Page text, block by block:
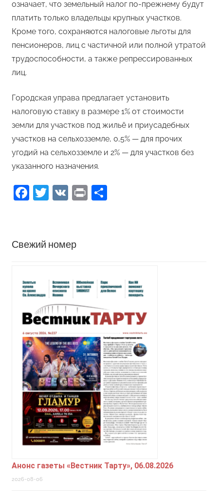
означает, что земельный налог по-прежнему будут
платить только владельцы крупных участков.
Кроме того, сохраняются налоговые льготы для
пенсионеров, лиц с частичной или полной утратой
трудоспособности, а также репрессированных
лиц.
Городская управа предлагает установить
налоговую ставку в размере 1% от стоимости
земли для участков под жильё и приусадебных
участков на сельхозземле, 0,5% — для прочих
угодий на сельхозземле и 2% — для участков без
указанного назначения.
Facebook
Twitter
VK Print
Свежий номер
Анонс газеты «Вестник Тарту», 06.08.2026
2026-08-06